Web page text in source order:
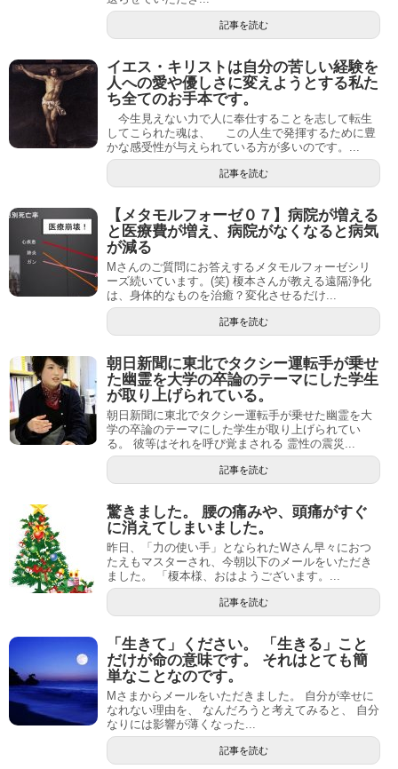
記事を読む
イエス・キリストは自分の苦しい経験を
人への愛や優しさに変えようとする私た
ち全てのお手本です。
今生見えない力で人に奉仕することを志して転生
してこられた魂は、 この人生で発揮するために豊
かな感受性が与えられている方が多いのです。...
記事を読む
【メタモルフォーゼ０７】病院が増える
と医療費が増え、病院がなくなると病気
が減る
Mさんのご質問にお答えするメタモルフォーゼシリ
ーズ続いています。(笑) 榎本さんが教える遠隔浄化
は、身体的なものを治癒？変化させるだけ...
記事を読む
朝日新聞に東北でタクシー運転手が乗せ
た幽霊を大学の卒論のテーマにした学生
が取り上げられている。
朝日新聞に東北でタクシー運転手が乗せた幽霊を大
学の卒論のテーマにした学生が取り上げられてい
る。 彼等はそれを呼び覚まされる 霊性の震災...
記事を読む
驚きました。 腰の痛みや、頭痛がすぐ
に消えてしまいました。
昨日、「力の使い手」となられたWさん早々におつ
たえもマスターされ、今朝以下のメールをいただき
ました。 「榎本様、おはようございます。...
記事を読む
「生きて」ください。 「生きる」こと
だけが命の意味です。 それはとても簡
単なことなのです。
Mさまからメールをいただきました。 自分が幸せに
なれない理由を、 なんだろうと考えてみると、 自分
なりには影響が薄くなった...
記事を読む